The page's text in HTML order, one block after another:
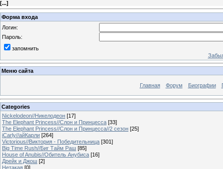
[...]
Форма входа
Логин:
Пароль:
запомнить
Меню сайта
Главная Форум Биографии
Categories
Nickelodeon//Никелодеон [17]
The Elephant Princess//Слон и Принцесса [33]
The Elephant Princess//Слон и Принцесса//2 сезон [25]
iCarly//айКарли [264]
Victorious//Виктория - Победительница [301]
Big Time Rush//Биг Тайм Раш [85]
House of Anubis//Обитель Анубиса [16]
Дрейк и Джош [2]
Нетакая [0]